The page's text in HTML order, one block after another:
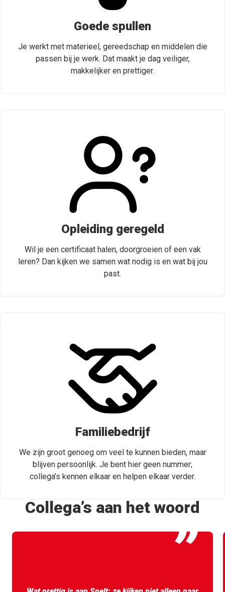
Goede spullen
Je werkt met materieel, gereedschap en middelen die
passen bij je werk. Dat maakt je dag veiliger,
makkelijker en prettiger.
Opleiding geregeld
Wil je een certificaat halen, doorgroeien of een vak
leren? Dan kijken we samen wat nodig is en wat bij jou
past.
Familiebedrijf
We zijn groot genoeg om veel te kunnen bieden, maar
blijven persoonlijk. Je bent hier geen nummer;
collega’s kennen elkaar en helpen elkaar verder.
Collega’s aan het woord
”